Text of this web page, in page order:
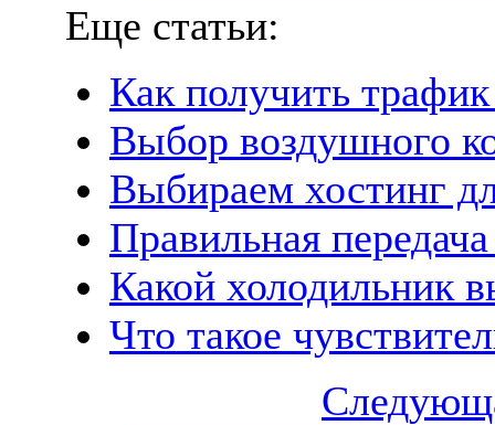
Еще статьи:
Как получить
Выбор воздушного
Выбираем хостинг
Правильная
Какой холодильник
Что такое